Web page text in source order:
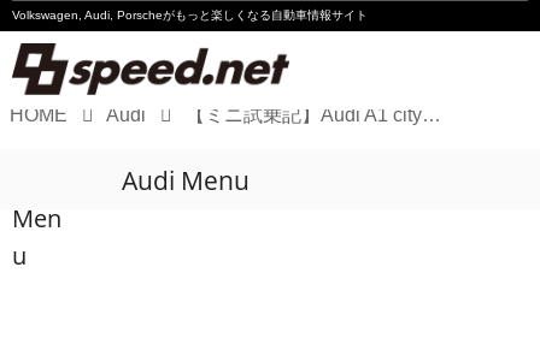
Volkswagen, Audi, Porscheがもっと楽しくなる自動車情報サイト
Audi
HOME Audi 【ミニ試乗記】Audi A1 citycarver limited edition
Men
u
Audi Menu